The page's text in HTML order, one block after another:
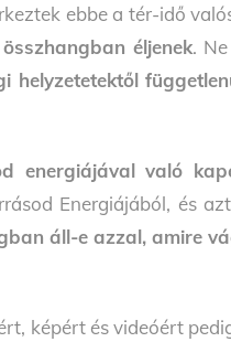
ebbe a tér-idő
éljenek.
helyzetetektől
energiájával való
Energiájából, és
áll-e azzal, amire
képért és videóért